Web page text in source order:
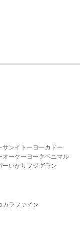
サンイトーヨーカドー
オーケー ヨークベニマル
ーいかり フジグラン
カラファイン